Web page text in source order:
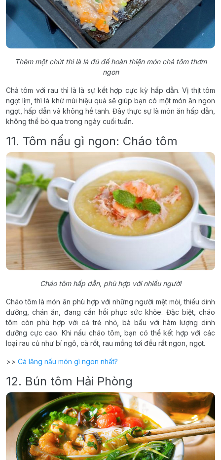
Thêm một chút thì là là đủ để hoàn thiện món chả tôm thơm
ngon
Chả tôm với rau thì là là sự kết hợp cực kỳ hấp dẫn. Vị thịt tôm
ngọt lịm, thì là khử mùi hiệu quả sẽ giúp bạn có một món ăn ngon
ngọt, hấp dẫn và không hề tanh. Đây thực sự là món ăn hấp dẫn,
không thể bỏ qua trong ngày cuối tuấn.
11. Tôm nấu gì ngon: Cháo tôm
Cháo tôm hấp dẫn, phù hợp với nhiều người
Cháo tôm là món ăn phù hợp với những người mệt mỏi, thiếu dinh
dưỡng, chán ăn, đang cần hồi phục sức khỏe. Đặc biệt, cháo
tôm còn phù hợp với cả trẻ nhỏ, bà bầu với hàm lượng dinh
dưỡng cực cao. Khi nấu cháo tôm, bạn có thể kết hợp với các
loại rau củ như bí ngô, cà rốt, rau mồng tơi đều rất ngon, ngọt.
>> Cá lăng nấu món gì ngon nhất?
12. Bún tôm Hải Phòng